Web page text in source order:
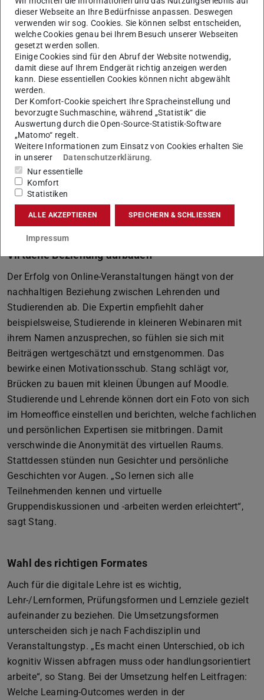
entwickeln.
Voneinander lernen
Die jetzige Studierendengeneration ist größtenteils mit
digitalen Medien und Tools aufgewachsen. Lehrkräfte
können die Ideen und Anregungen der Studierenden
gewinnbringend für alle nutzen. Wichtig findet Stang,
dass Lehrende und Studierende sich gleich zu Beginn
einigen, welche digitalen Plattformen, Konferenztools sie
gegebenenfalls neben der Moodle-Plattform einsetzen
möchten, sodass alle Zugang dazu haben. Nur dann sind
Studierende motiviert, teilzunehmen und sich
einzubringen.
Virtuelle Beziehung aufbauen
Der Erfolg von Online-Veranstaltungen hängt von der
nachhaltigen Beziehung zwischen Lehrenden und
Studierenden ab. Die Expertin empfiehlt daher
beispielsweise, Studierende in kleineren Webinaren mit
ihrem Namen anzusprechen, so fühlen sie sich mit
Beiträgen wertgeschätzt und ernstgenommen. Das
bewirke einen Motivationsschub. Stang schlägt vor,
Brücken zu bauen mit kleinen Übungen auf Moodle.
Studierende und Lehrende können dort ein Foto von sich
im Homeoffice einstellen und berichten, welche fachlichen
und persönlichen Expertisen sie mitbringen. Damit
verschwinde die Anonymität des virtuellen Raums.
Stattdessen stünden nun Gesichter und persönliche
Geschichten vor Augen. „So lernen sich alle
Teilnehmenden kennen und virtuelle
Gruppendiskussionen und -arbeiten werden erleichtert“,
sagt Stang.
Wahl des richtigen Formates
Auch für die digitale Lehre ist es wichtig,
Lehr-/Lernformen, Prüfungsformen und Lernziele gezielt
aufeinander zu beziehen. Die Umsetzungsformen
unterscheiden sich je nach Fachdisziplin und
Veranstaltungstyp. „Es macht einen Unterschied, ob ich
kognitiv Wissen abfragen muss oder handlungsorientiert
arbeite“, so Stang. Bei der Umsetzung helfen Leitfragen:
Welche Learning-Outcomes werden in der
dieser Webseite an Ihre Bedürfnisse anpassen. Deswegen
verwenden wir sog. Cookies. Sie können selbst entscheiden,
welche Cookies genau bei Ihrem Besuch unserer Webseiten
gesetzt werden sollen.
Einige Cookies sind für den Abruf der Website notwendig,
damit diese auf Ihrem Endgerät richtig anzeigen werden
kann. Diese essentiellen Cookies können nicht abgewählt
werden.
Der Komfort-Cookie speichert Ihre Spracheinstellung und
bevorzugte Suchmaschine, während „Statistik“ die
Auswertung durch die Open-Source-Statistik-Software
„Matomo“ regelt.
Weitere Informationen zum Einsatz von Cookies erhalten Sie
in unserer
Datenschutzerklärung.
Nur essentielle
Komfort
Statistiken
ALLE AKZEPTIEREN SPEICHERN & SCHLIESSEN
Impressum